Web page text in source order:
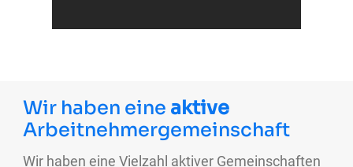
Wir haben eine aktive
Arbeitnehmergemeinschaft
Wir haben eine Vielzahl aktiver Gemeinschaften